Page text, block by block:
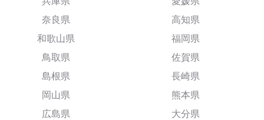
奈良県
和歌山県
鳥取県
島根県
岡山県
広島県
高知県
福岡県
佐賀県
長崎県
熊本県
大分県